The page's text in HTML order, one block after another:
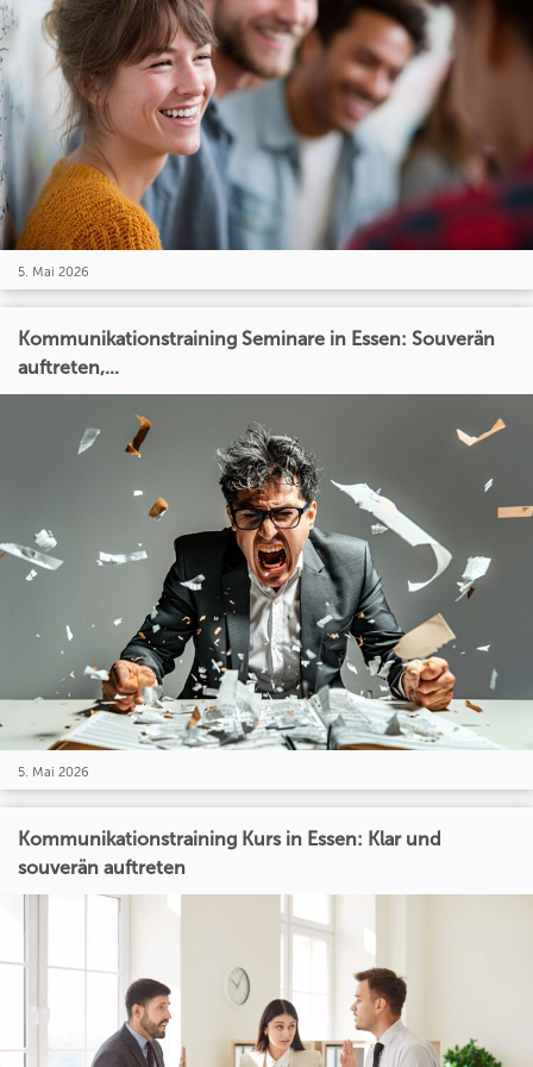
5. Mai 2026
Kommunikationstraining Seminare in Essen: Souverän
auftreten,...
5. Mai 2026
Kommunikationstraining Kurs in Essen: Klar und
souverän auftreten